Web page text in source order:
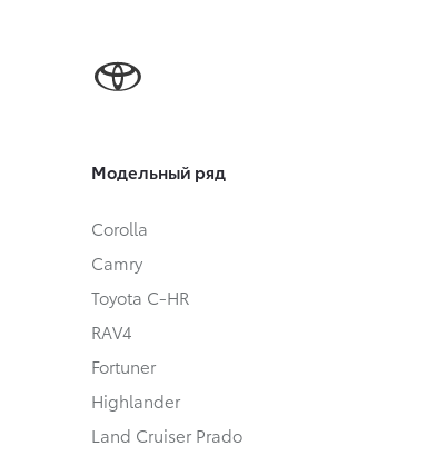
Модельный ряд
Corolla
Camry
Toyota C-HR
RAV4
Fortuner
Highlander
Land Cruiser Prado